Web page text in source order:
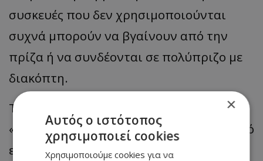
συσκευές που δεν χρησιμοποιούνται
συχνά μπορούν να βγαίνουν από την
πρίζα ή να συνδέονται σε πολύπριζο με
διακόπτη.
Το στεγνωτήριο δεν είναι
«απαγορευμένη» συσκευή, αλλά είναι από
εκείνες που χρειάζονται έξυπνη χρήση.
×
Αυτός ο ιστότοπος
χρησιμοποιεί cookies
Χρησιμοποιούμε cookies για να